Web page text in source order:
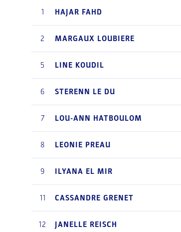
1 HAJAR FAHD
2 MARGAUX LOUBIERE
5 LINE KOUDIL
6 STERENN LE DU
7 LOU-ANN HATBOULOM
8 LEONIE PREAU
9 ILYANA EL MIR
11 CASSANDRE GRENET
12 JANELLE REISCH